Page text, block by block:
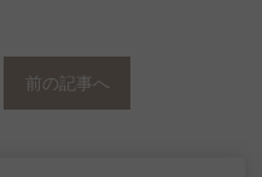
前の記事へ